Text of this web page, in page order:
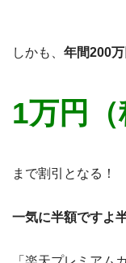
しかも、 年間200
1万円（
まで割引となる！
一気に半額ですよ